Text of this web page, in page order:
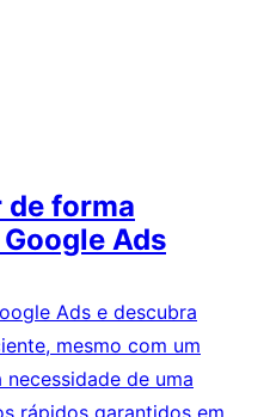
de forma
Ads
Ads e descubra
mesmo com um
de uma
rápidos garantidos em